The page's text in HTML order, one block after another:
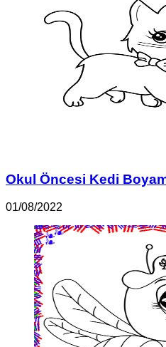
Okul Öncesi Kedi
01/08/2022